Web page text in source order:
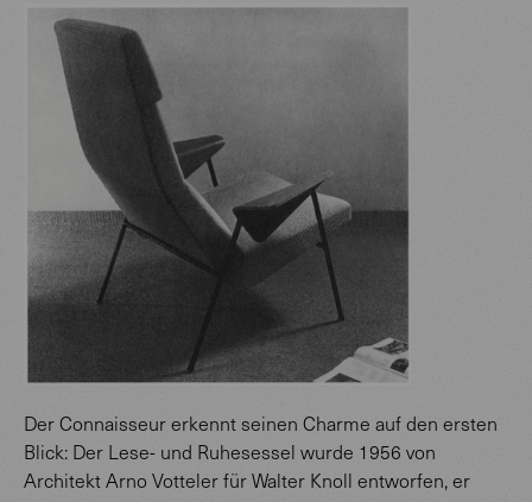
Der Connaisseur erkennt seinen Charme auf den ersten
Blick: Der Lese- und Ruhesessel wurde 1956 von
Architekt Arno Votteler für Walter Knoll entworfen, er